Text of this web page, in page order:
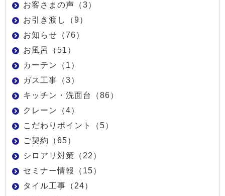
お客さまの声（3）
お引き渡し（9）
お知らせ（76）
お風呂（51）
カーテン（1）
ガス工事（3）
キッチン・洗面台（86）
クレーン（4）
こだわりポイント（5）
ご契約（65）
シロアリ対策（22）
セミナー情報（15）
タイル工事（24）